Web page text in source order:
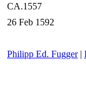
CA.1557
26 Feb 1592
Philipp Ed. Fugger|